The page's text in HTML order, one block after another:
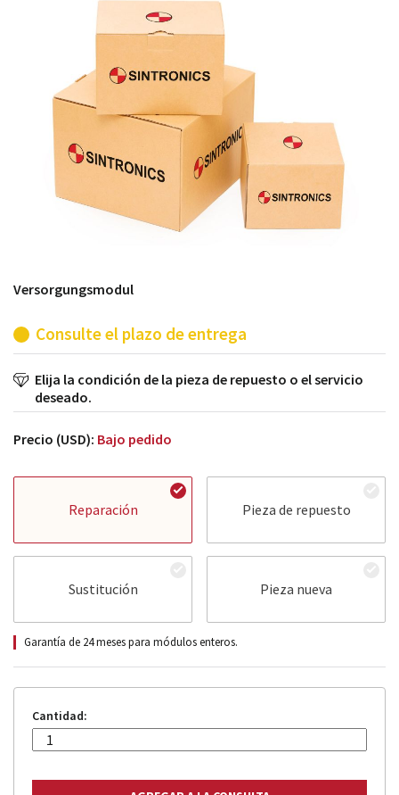
módulos antiguos a un alto nivel técnico o sustitución
de módulos descontinuados por módulos del propio
Versorgungsmodul
Consulte el plazo de entrega
Elija la condición de la pieza de repuesto o el servicio
deseado.
Precio (USD): Bajo pedido
Reparación Pieza de repuesto
Sustitución Pieza nueva
Garantía de 24 meses para módulos enteros.
Cantidad: